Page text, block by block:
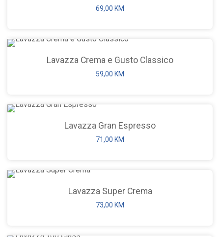
Lavazza Crema e Gusto
Lavazza Super Crema
69,00 KM
Lavazza Crema e Gusto Classico
59,00 KM
Lavazza Gran Espresso
71,00 KM
Lavazza Super Crema
73,00 KM